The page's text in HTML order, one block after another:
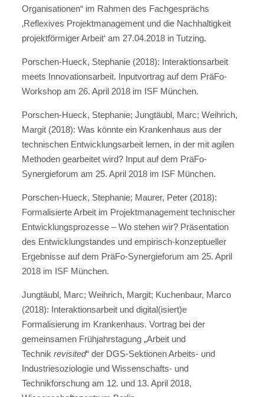
Organisationen“ im Rahmen des Fachgesprächs
‚Reflexives Projektmanagement und die Nachhaltigkeit
projektförmiger Arbeit‘ am 27.04.2018 in Tutzing.
Porschen-Hueck, Stephanie (2018): Interaktionsarbeit
meets Innovationsarbeit. Inputvortrag auf dem PräFo-
Workshop am 26. April 2018 im ISF München.
Porschen-Hueck, Stephanie; Jungtäubl, Marc; Weihrich,
Margit (2018): Was könnte ein Krankenhaus aus der
technischen Entwicklungsarbeit lernen, in der mit agilen
Methoden gearbeitet wird? Input auf dem PräFo-
Synergieforum am 25. April 2018 im ISF München.
Porschen-Hueck, Stephanie; Maurer, Peter (2018):
Formalisierte Arbeit im Projektmanagement technischer
Entwicklungsprozesse – Wo stehen wir? Präsentation
des Entwicklungstandes und empirisch-konzeptueller
Ergebnisse auf dem PräFo-Synergieforum am 25. April
2018 im ISF München.
Jungtäubl, Marc; Weihrich, Margit; Kuchenbaur, Marco
(2018): Interaktionsarbeit und digital(isiert)e
Formalisierung im Krankenhaus. Vortrag bei der
gemeinsamen Frühjahrstagung „Arbeit und
Technik revisited“ der DGS-Sektionen Arbeits- und
Industriesoziologie und Wissenschafts- und
Technikforschung am 12. und 13. April 2018,